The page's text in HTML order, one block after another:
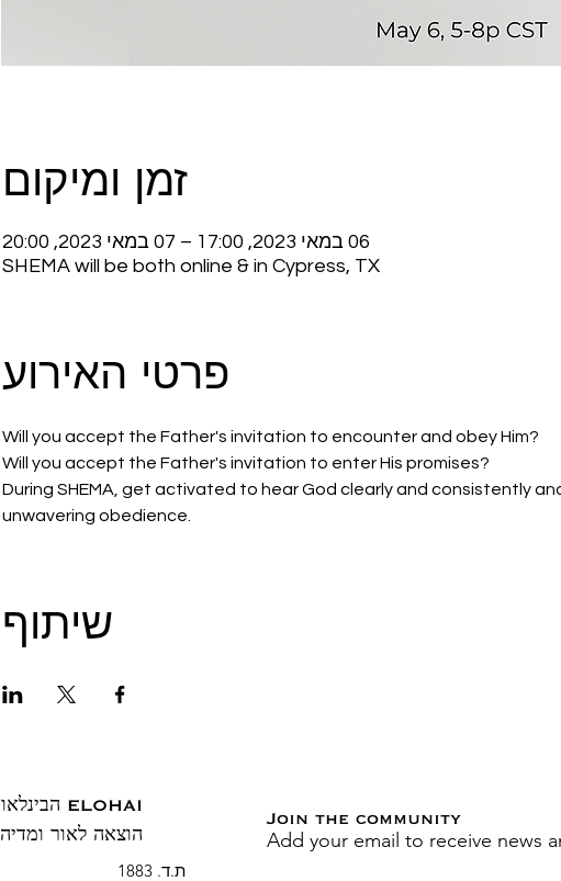
זמן ומיקום
06 במאי 2023, 17:00 – 07 במאי 2023, 20:00
SHEMA will be both online & in Cypress, TX
פרטי האירוע
Will you accept the Father's invitation to encounter and obey Him?
Will you accept the Father's invitation to enter His promises?
During SHEMA, get activated to hear God clearly and consistently
unwavering obedience.
שיתוף
ELOHAI הבינלאומי
הוצאה לאור ומדיה
ת.ד. 1883
Join the community
Add your email to receive news